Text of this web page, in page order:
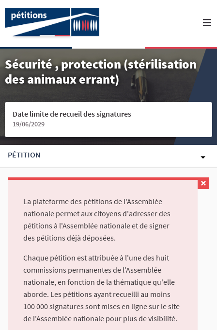
Sécurité , protection (stérilisation
des animaux errant)
Date limite de recueil des signatures
19/06/2029
PÉTITION
La plateforme des pétitions de l'Assemblée
nationale permet aux citoyens d'adresser des
pétitions à l'Assemblée nationale et de signer
des pétitions déjà déposées.
Chaque pétition est attribuée à l'une des huit
commissions permanentes de l'Assemblée
nationale, en fonction de la thématique qu'elle
aborde. Les pétitions ayant recueilli au moins
100 000 signatures sont mises en ligne sur le site
de l'Assemblée nationale pour plus de visibilité.